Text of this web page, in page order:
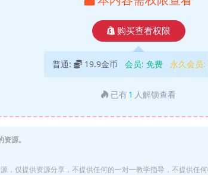
购买查看权限
普通: 19.9金币 会员: 免费 永久会员:
已有 1 人解锁查看
源。
，仅提供资源分享，不提供任何的一对一教学指导，不提供任何